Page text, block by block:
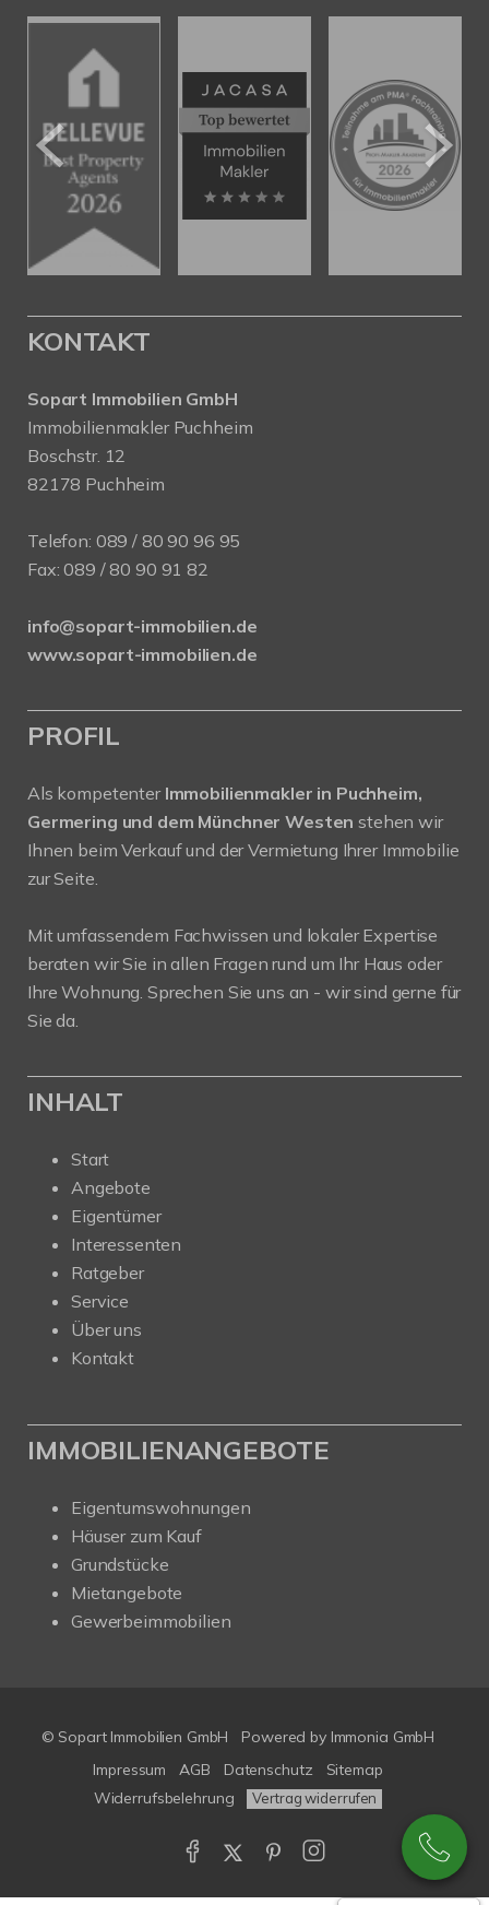
KONTAKT
Sopart Immobilien GmbH
Immobilienmakler Puchheim
Boschstr. 12
82178 Puchheim
Telefon: 089 / 80 90 96 95
Fax: 089 / 80 90 91 82
info@sopart-immobilien.de
www.sopart-immobilien.de
PROFIL
Als kompetenter Immobilienmakler in Puchheim,
Germering und dem Münchner Westen stehen wir
Ihnen beim Verkauf und der Vermietung Ihrer Immobilie
zur Seite.
Mit umfassendem Fachwissen und lokaler Expertise
beraten wir Sie in allen Fragen rund um Ihr Haus oder
Ihre Wohnung. Sprechen Sie uns an - wir sind gerne für
Sie da.
INHALT
Start
Angebote
Eigentümer
Interessenten
Ratgeber
Service
Über uns
Kontakt
IMMOBILIENANGEBOTE
Eigentumswohnungen
Häuser zum Kauf
Grundstücke
Mietangebote
Gewerbeimmobilien
© Sopart Immobilien GmbH Powered by Immonia GmbH
Impressum
AGB Datenschutz
Sitemap
Widerrufsbelehrung
Vertrag widerrufen